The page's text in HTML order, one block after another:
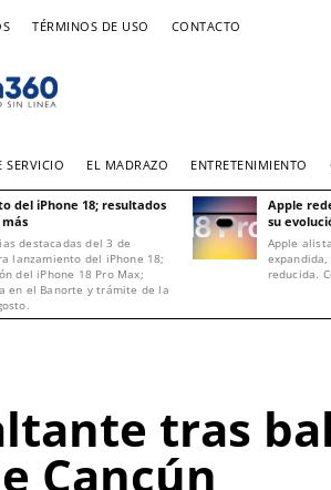
TÉRMINOS DE USO CONTACTO
SERVICIO EL MADRAZO ENTRETENIMIENTO
del iPhone 18; resultados
destacadas del 3 de
lanzamiento del iPhone 18;
del iPhone 18 Pro Max;
en el Banorte y trámite de la
Apple
su
Apple
reducida.
tras
Cancún